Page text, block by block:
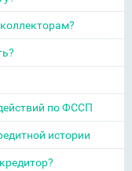
по ФССП
истории